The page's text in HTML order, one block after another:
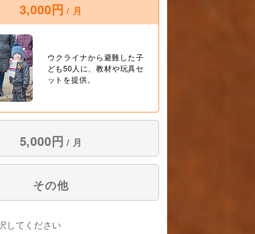
3,000円 / 月
ウクライナから避難した子
ども50人に、教材や玩具セ
ットを提供。
5,000円 / 月
その他
してください